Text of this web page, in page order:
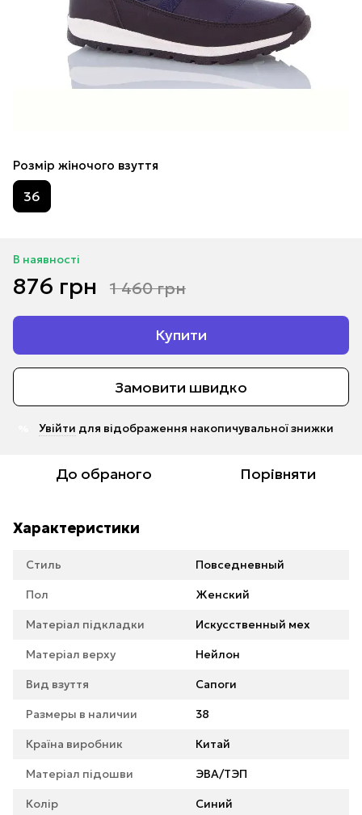
Розмір жіночого взуття
36
В наявності
876 грн 1 460 грн
Купити
Замовити швидко
Увійти для відображення накопичувальної знижки
До обраного Порівняти
Характеристики
Стиль Повседневный
Пол Женский
Матеріал підкладки Искусственный мех
Матеріал верху Нейлон
Вид взуття Сапоги
Размеры в наличии 38
Країна виробник Китай
Матеріал підошви ЭВА/ТЭП
Колір Синий